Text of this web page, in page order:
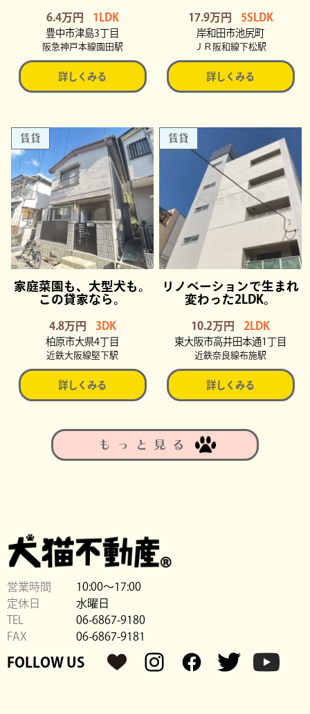
6.4万円 1LDK
豊中市津島3丁目
阪急神戸本線園田駅
詳しくみる
17.9万円 5SLDK
岸和田市池尻町
ＪＲ阪和線下松駅
詳しくみる
賃貸
家庭菜園も、大型犬も。
この貸家なら。
4.8万円 3DK
柏原市大県4丁目
近鉄大阪線堅下駅
詳しくみる
賃貸
リノベーションで生まれ
変わった2LDK。
10.2万円 2LDK
東大阪市高井田本通1丁目
近鉄奈良線布施駅
詳しくみる
もっと見る
営業時間
10:00〜17:00
定休日
水曜日
TEL
06-6867-9180
FAX
06-6867-9181
FOLLOW US